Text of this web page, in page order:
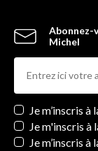
Abonnez-
Michel
Newsletters
Je m’inscris
Je m'inscris à
Je m’inscris